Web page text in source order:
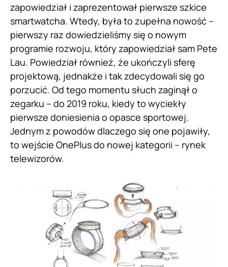
zapowiedział i zaprezentował pierwsze szkice
smartwatcha. Wtedy, była to zupełna nowość –
pierwszy raz dowiedzieliśmy się o nowym
programie rozwoju, który zapowiedział sam Pete
Lau. Powiedział również, że ukończyli sferę
projektową, jednakże i tak zdecydowali się go
porzucić. Od tego momentu słuch zaginął o
zegarku – do 2019 roku, kiedy to wyciekły
pierwsze doniesienia o opasce sportowej.
Jednym z powodów dlaczego się one pojawiły,
to wejście OnePlus do nowej kategorii – rynek
telewizorów.